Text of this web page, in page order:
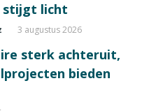
stijgt licht
3 augustus 2026
sterk achteruit,
bieden